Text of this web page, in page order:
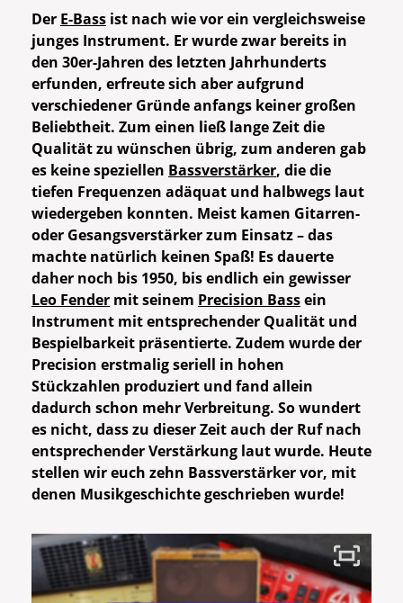
Der E-Bass ist nach wie vor ein vergleichsweise
junges Instrument. Er wurde zwar bereits in
den 30er-Jahren des letzten Jahrhunderts
erfunden, erfreute sich aber aufgrund
verschiedener Gründe anfangs keiner großen
Beliebtheit. Zum einen ließ lange Zeit die
Qualität zu wünschen übrig, zum anderen gab
es keine speziellen Bassverstärker, die die
tiefen Frequenzen adäquat und halbwegs laut
wiedergeben konnten. Meist kamen Gitarren-
oder Gesangsverstärker zum Einsatz – das
machte natürlich keinen Spaß! Es dauerte
daher noch bis 1950, bis endlich ein gewisser
Leo Fender mit seinem Precision Bassein
Instrument mit entsprechender Qualität und
Bespielbarkeit präsentierte. Zudem wurde der
Precision erstmalig seriell in hohen
Stückzahlen produziert und fand allein
dadurch schon mehr Verbreitung. So wundert
es nicht, dass zu dieser Zeit auch der Ruf nach
entsprechender Verstärkung laut wurde. Heute
stellen wir euch zehn Bassverstärker vor, mit
denen Musikgeschichte geschrieben wurde!